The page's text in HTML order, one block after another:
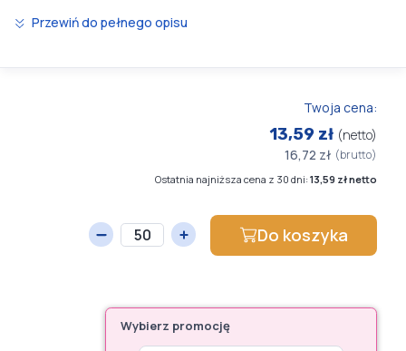
Przewiń do pełnego opisu
Twoja cena:
13,59 zł (netto)
16,72 zł (brutto)
Ostatnia najniższa cena z 30 dni:13,59 zł netto
Do koszyka
Wybierz promocję